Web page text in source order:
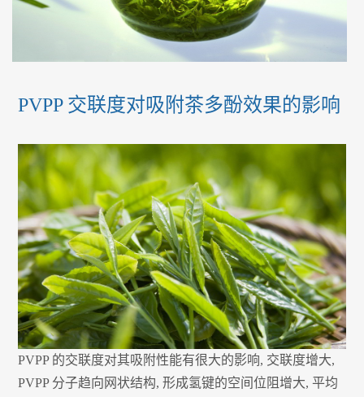
PVPP 交联度对吸附茶多酚效果的影响
PVPP 的交联度对其吸附性能有很大的影响, 交联度增大,
PVPP 分子趋向网状结构, 形成氢键的空间位阻增大, 平均